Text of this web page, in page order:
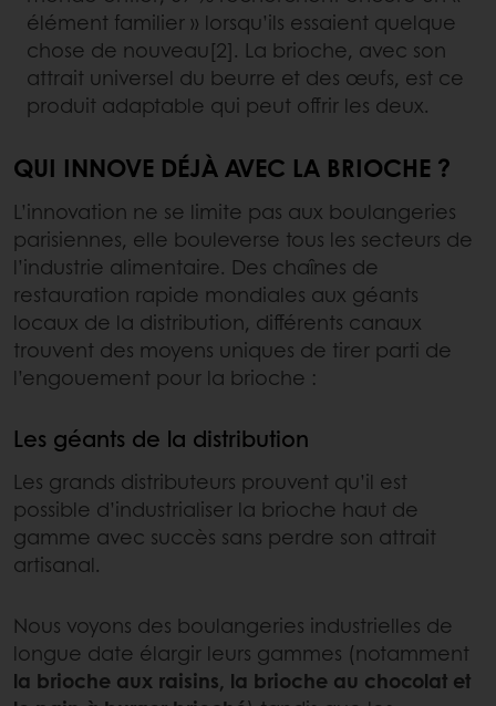
élément familier » lorsqu’ils essaient quelque
chose de nouveau[2]. La brioche, avec son
attrait universel du beurre et des œufs, est ce
produit adaptable qui peut offrir les deux.
QUI INNOVE DÉJÀ AVEC LA BRIOCHE ?
L’innovation ne se limite pas aux boulangeries
parisiennes, elle bouleverse tous les secteurs de
l’industrie alimentaire. Des chaînes de
restauration rapide mondiales aux géants
locaux de la distribution, différents canaux
trouvent des moyens uniques de tirer parti de
l’engouement pour la brioche :
Les géants de la distribution
Les grands distributeurs prouvent qu’il est
possible d’industrialiser la brioche haut de
gamme avec succès sans perdre son attrait
artisanal.
Nous voyons des boulangeries industrielles de
longue date élargir leurs gammes (notamment
la brioche aux raisins, la brioche au chocolat et